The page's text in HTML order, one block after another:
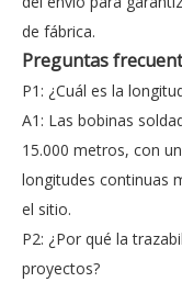
de fábrica.
Preguntas
P1: ¿Cuál es la
A1: Las bobinas
15.000 metros, con
longitudes continuas
el sitio.
P2: ¿Por qué la
proyectos?